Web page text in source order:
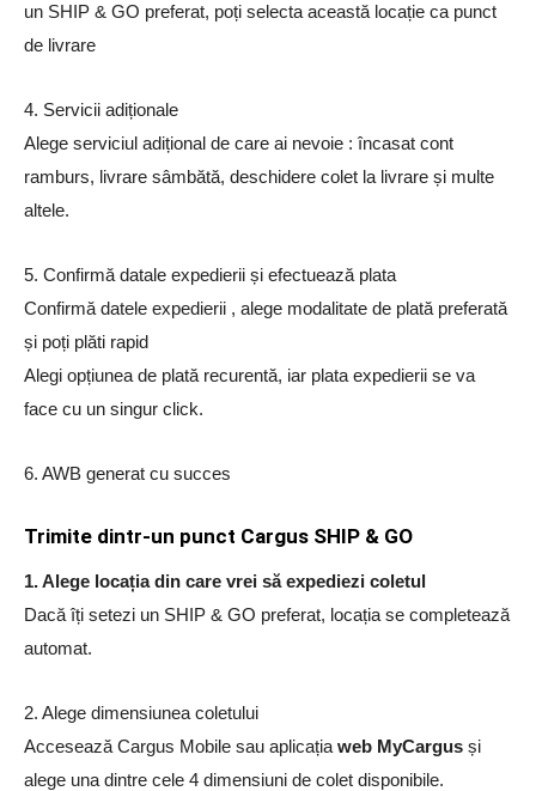
un SHIP & GO preferat, poți selecta această locație ca punct
de livrare
4. Servicii adiționale
Alege serviciul adițional de care ai nevoie : încasat cont
ramburs, livrare sâmbătă, deschidere colet la livrare și multe
altele.
5. Confirmă datale expedierii și efectuează plata
Confirmă datele expedierii , alege modalitate de plată preferată
și poți plăti rapid
Alegi opțiunea de plată recurentă, iar plata expedierii se va
face cu un singur click.
6. AWB generat cu succes
Trimite dintr-un punct Cargus SHIP & GO
1. Alege locația din care vrei să expediezi coletul
Dacă îți setezi un SHIP & GO preferat, locația se completează
automat.
2. Alege dimensiunea coletului
Accesează Cargus Mobile sau aplicația web MyCargus și
alege una dintre cele 4 dimensiuni de colet disponibile.